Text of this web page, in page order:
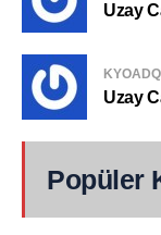
Uzay
Uzay
Popüler